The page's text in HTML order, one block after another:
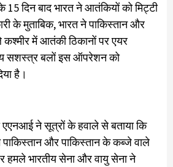
दिन बाद भारत ने आतंकियों को मिट्टी
के मुताबिक, भारत ने पाकिस्तान और
में आतंकी ठिकानों पर एयर
सशस्त्र बलों इस ऑपरेशन को
है।
एएनआई ने सूत्रों के हवाले से बताया कि
और पाकिस्तान के कब्जे वाले
हमले भारतीय सेना और वायु सेना ने